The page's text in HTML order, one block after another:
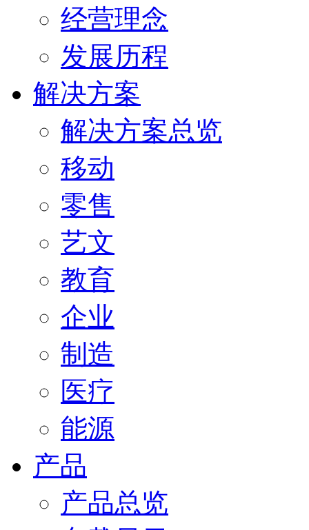
经营理念
发展历程
解决方案
解决方案总览
移动
零售
艺文
教育
企业
制造
医疗
能源
产品
产品总览